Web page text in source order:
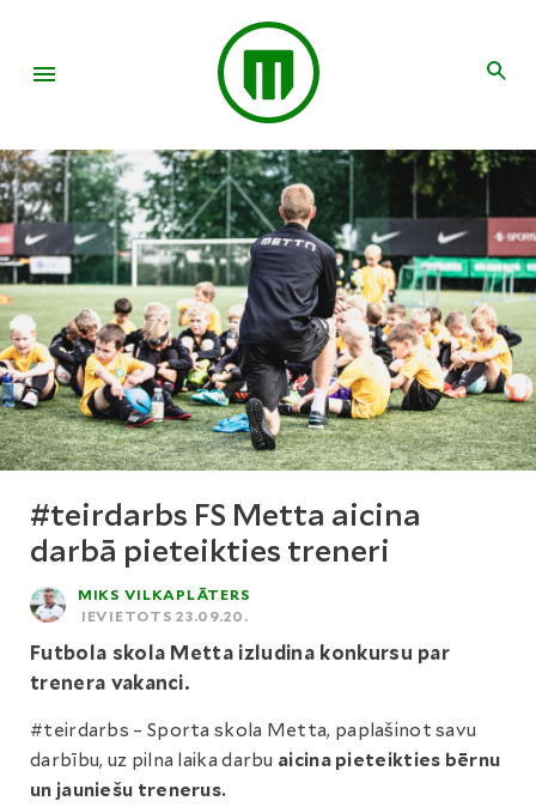
#teirdarbs FS Metta aicina
darbā pieteikties treneri
MIKS VILKAPLĀTERS
IEVIETOTS 23.09.20.
Futbola skola Metta izludina konkursu par
trenera vakanci.
#teirdarbs – Sporta skola Metta, paplašinot savu
darbību, uz pilna laika darbu aicina pieteikties bērnu
un jauniešu trenerus.